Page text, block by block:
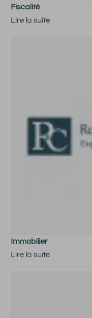
Fiscalité
Lire la suite
Immobilier
Lire la suite